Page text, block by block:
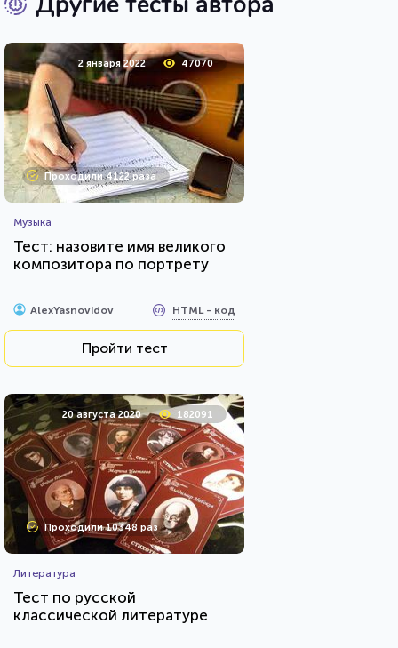
2 января 2022 47070
Проходили 4122 раза
Музыка
Тест: назовите имя великого
композитора по портрету
AlexYasnovidov HTML - код
Пройти тест
20 августа 2020 182091
Проходили 10348 раз
Литература
Тест по русской
классической литературе